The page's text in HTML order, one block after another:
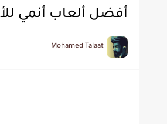
أفضل ألعاب أنمي
Mohamed Talaat